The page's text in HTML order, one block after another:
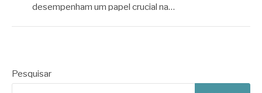
desempenham um papel crucial na…
Pesquisar